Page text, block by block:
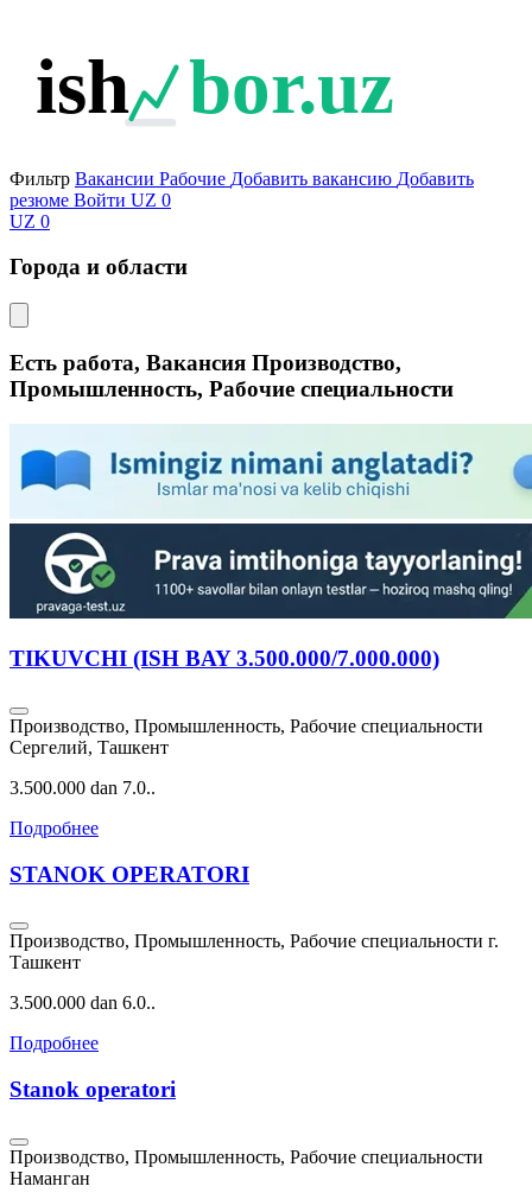
ish bor.uz
Фильтр Вакансии Рабочие Добавить вакансию Добавить
резюме Войти UZ 0
UZ 0
Города и области
Есть работа, Вакансия Производство,
Промышленность, Рабочие специальности
TIKUVCHI (ISH BAY 3.500.000/7.000.000)
Производство, Промышленность, Рабочие специальности
Сергелий, Ташкент
3.500.000 dan 7.0..
Подробнее
STANOK OPERATORI
Производство, Промышленность, Рабочие специальности г.
Ташкент
3.500.000 dan 6.0..
Подробнее
Stanok operatori
Производство, Промышленность, Рабочие специальности
Наманган